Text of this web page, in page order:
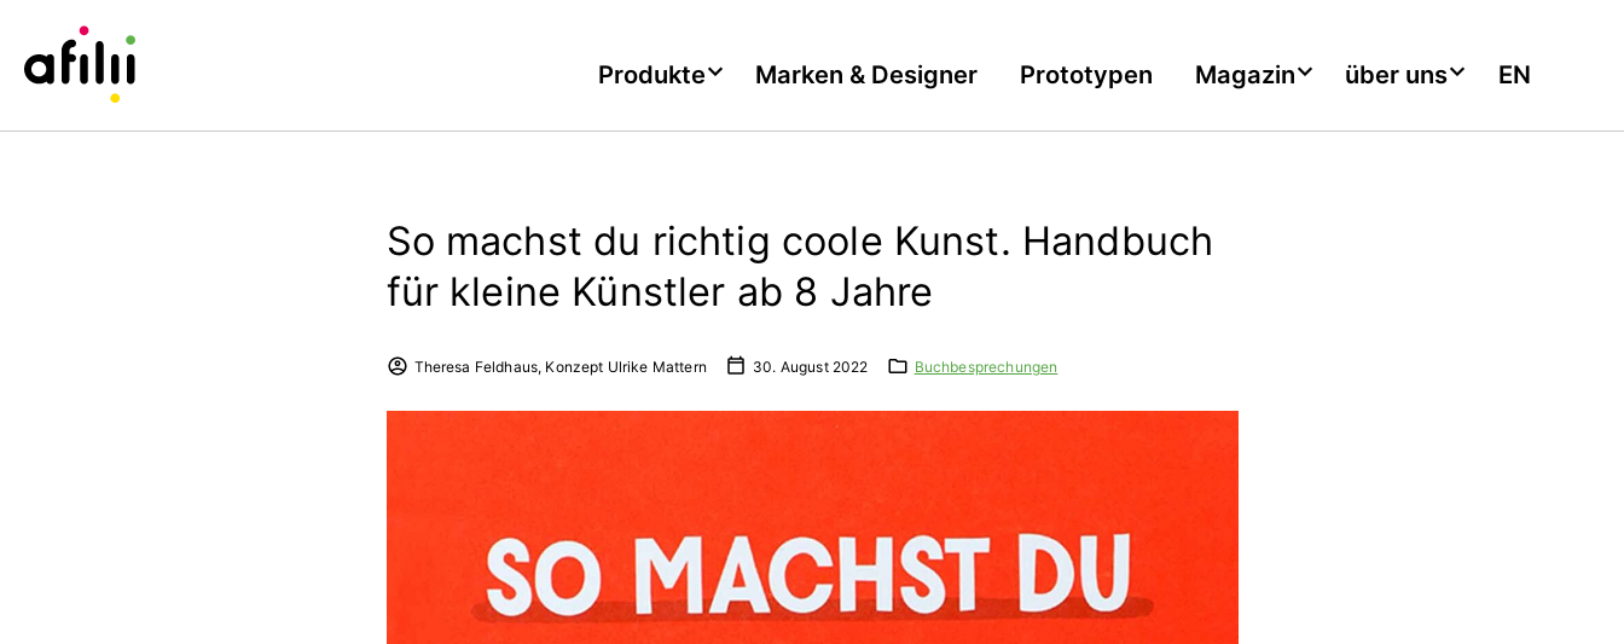
Produkte Marken & Designer Prototypen Magazin über uns EN
So machst du richtig coole Kunst. Handbuch
für kleine Künstler ab 8 Jahre
Theresa Feldhaus, Konzept Ulrike Mattern 30. August 2022 Buchbesprechungen